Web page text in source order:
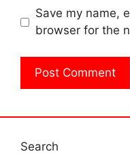
Save my name,
browser for the
Search